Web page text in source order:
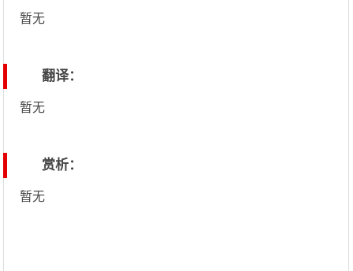
暂无
翻译：
暂无
赏析：
暂无